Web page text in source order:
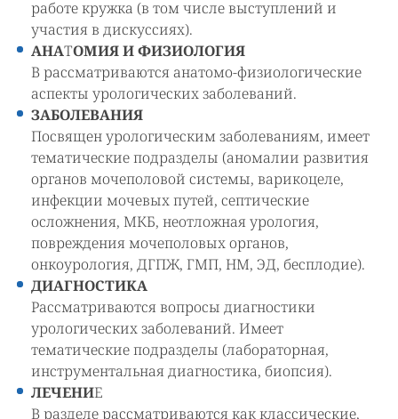
работе кружка (в том числе выступлений и
участия в дискуссиях).
АНАТОМИЯ И ФИЗИОЛОГИЯ
В рассматриваются анатомо-физиологические
аспекты урологических заболеваний.
ЗАБОЛЕВАНИЯ
Посвящен урологическим заболеваниям, имеет
тематические подразделы (аномалии развития
органов мочеполовой системы, варикоцеле,
инфекции мочевых путей, септические
осложнения, МКБ, неотложная урология,
повреждения мочеполовых органов,
онкоурология, ДГПЖ, ГМП, НМ, ЭД, бесплодие).
ДИАГНОСТИКА
Рассматриваются вопросы диагностики
урологических заболеваний. Имеет
тематические подразделы (лабораторная,
инструментальная диагностика, биопсия).
ЛЕЧЕНИЕ
В разделе рассматриваются как классические,